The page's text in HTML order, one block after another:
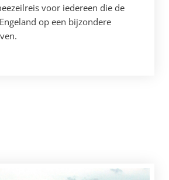
voor iedereen die de
op een bijzondere